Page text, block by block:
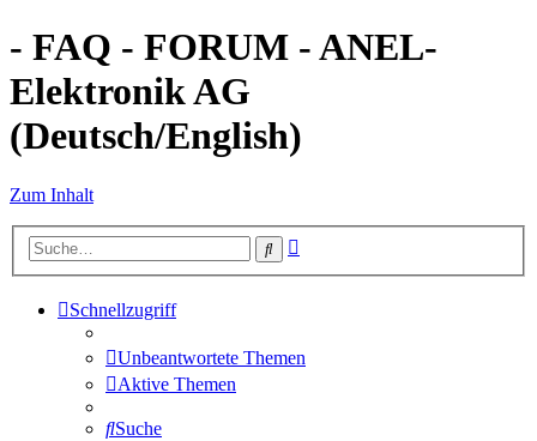
- FAQ - FORUM - ANEL-
Elektronik AG
(Deutsch/English)
Zum Inhalt
Suche
Schnellzugriff
Unbeantwortete Themen
Aktive Themen
Suche